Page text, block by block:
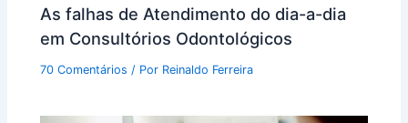
As falhas de Atendimento do dia-a-dia
em Consultórios Odontológicos
70 Comentários / Por Reinaldo Ferreira